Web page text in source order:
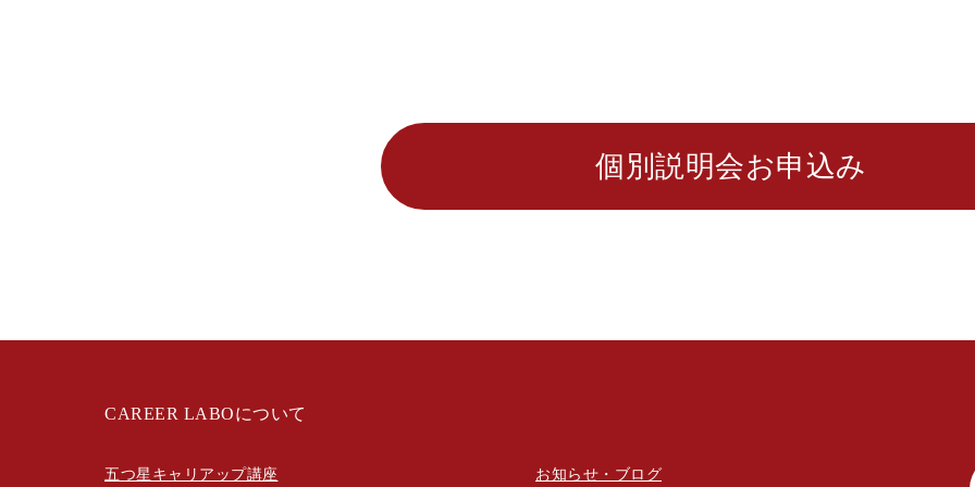
個別説明会お申込み
CAREER LABOについて
五つ星キャリアップ講座 お知らせ・ブログ